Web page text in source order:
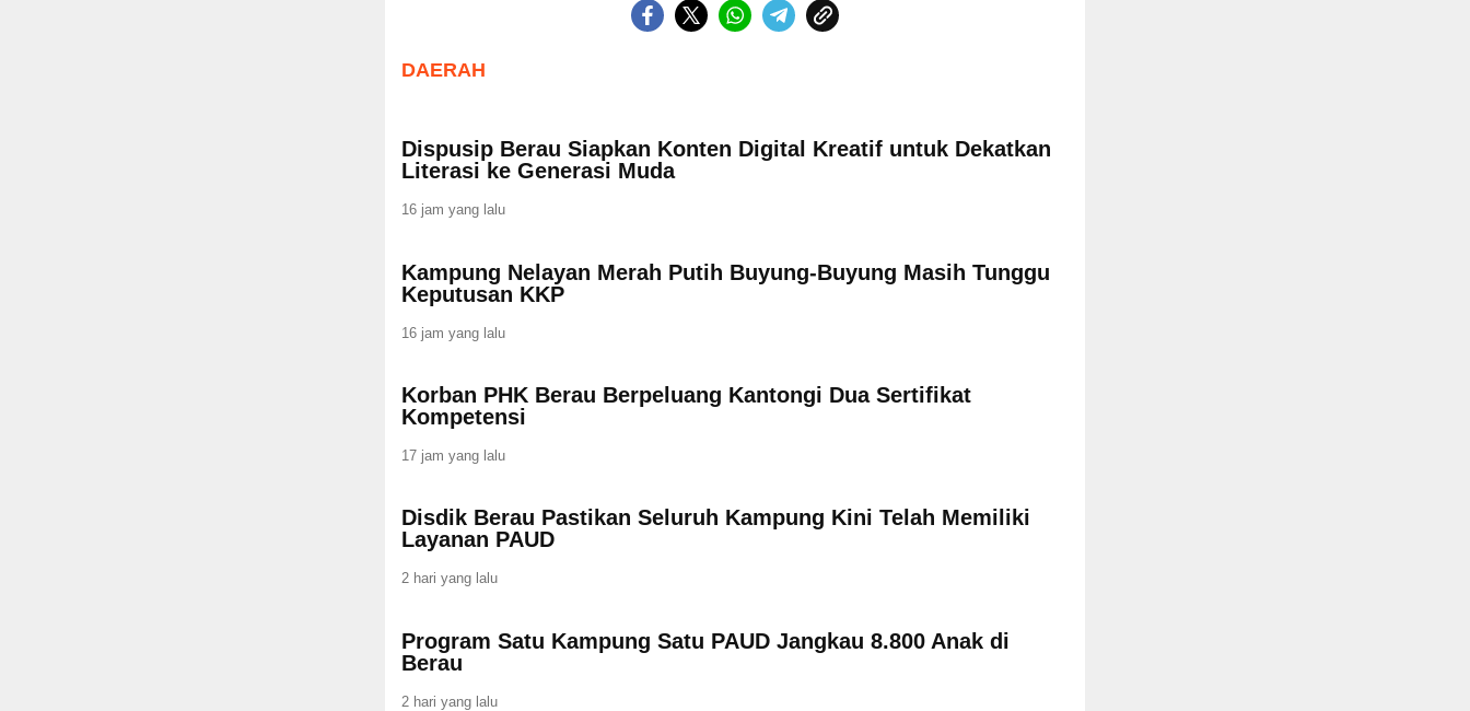
DAERAH
Dispusip Berau Siapkan Konten Digital Kreatif untuk Dekatkan
Literasi ke Generasi Muda
16 jam yang lalu
Kampung Nelayan Merah Putih Buyung-Buyung Masih Tunggu
Keputusan KKP
16 jam yang lalu
Korban PHK Berau Berpeluang Kantongi Dua Sertifikat
Kompetensi
17 jam yang lalu
Disdik Berau Pastikan Seluruh Kampung Kini Telah Memiliki
Layanan PAUD
2 hari yang lalu
Program Satu Kampung Satu PAUD Jangkau 8.800 Anak di
Berau
2 hari yang lalu